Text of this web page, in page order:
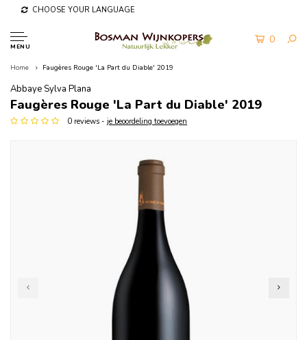
CHOOSE YOUR LANGUAGE
MENU
0
Home Faugères Rouge 'La Part du Diable' 2019
Abbaye Sylva Plana
Faugères Rouge 'La Part du Diable' 2019
0 reviews - je beoordeling toevoegen